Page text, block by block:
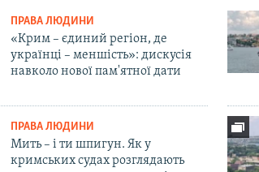
ПРАВА ЛЮДИНИ
«Крим – єдиний регіон, де
українці – меншість»: дискусія
навколо нової пам'ятної дати
ПРАВА ЛЮДИНИ
Мить – і ти шпигун. Як у
кримських судах розглядають